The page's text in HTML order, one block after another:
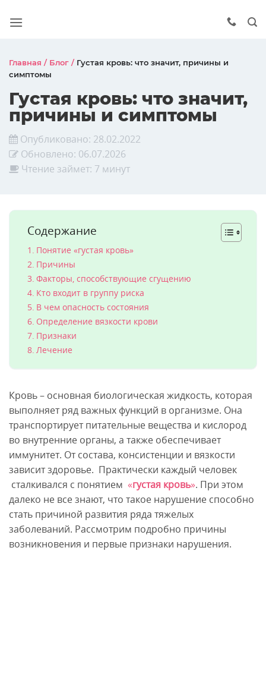
Главная / Блог / Густая кровь: что значит, причины и
симптомы
Густая кровь: что значит,
причины и симптомы
Опубликовано: 28.02.2022
Обновлено: 06.07.2026
Чтение займет: 7 минут
Содержание
Понятие «густая кровь»
Причины
Факторы, способствующие сгущению
Кто входит в группу риска
В чем опасность состояния
Определение вязкости крови
Признаки
Лечение
Кровь – основная биологическая жидкость, которая
выполняет ряд важных функций в организме. Она
транспортирует питательные вещества и кислород
во внутренние органы, а также обеспечивает
иммунитет. От состава, консистенции и вязкости
зависит здоровье. Практически каждый человек
сталкивался с понятием «густая кровь». При этом
далеко не все знают, что такое нарушение способно
стать причиной развития ряда тяжелых
заболеваний. Рассмотрим подробно причины
возникновения и первые признаки нарушения.